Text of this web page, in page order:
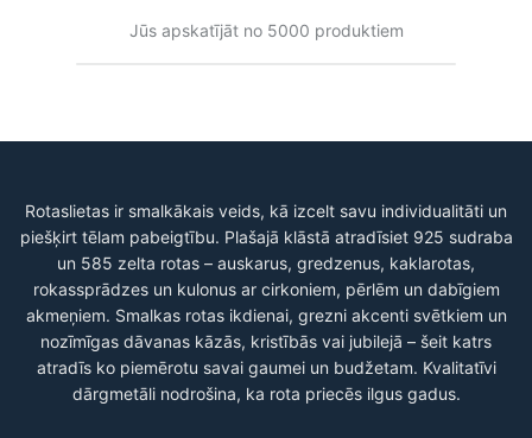
Rotaslietas ir smalkākais veids, kā izcelt savu individualitāti un
piešķirt tēlam pabeigtību. Plašajā klāstā atradīsiet 925 sudraba
un 585 zelta rotas – auskarus, gredzenus, kaklarotas,
rokassprādzes un kulonus ar cirkoniem, pērlēm un dabīgiem
akmeņiem. Smalkas rotas ikdienai, grezni akcenti svētkiem un
nozīmīgas dāvanas kāzās, kristībās vai jubilejā – šeit katrs
atradīs ko piemērotu savai gaumei un budžetam. Kvalitatīvi
dārgmetāli nodrošina, ka rota priecēs ilgus gadus.
Jūs apskatījāt no 5000 produktiem